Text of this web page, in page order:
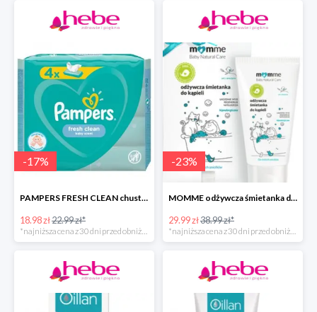
-17%
PAMPERS FRESH CLEAN chusteczki nawilżane
18.98 zł22.99 zł*
*najniższa cena z 30 dni przed obniżką
-23%
MOMME odżywcza śmietanka do kąpieli
29.99 zł38.99 zł*
*najniższa cena z 30 dni przed obniżką